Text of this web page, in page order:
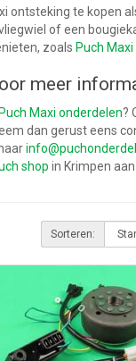
ontsteking te kopen
of een
zoals Puch
meer
Maxi onderdelen?
dan gerust eens
shop in Krimpen aan
Sorteren: